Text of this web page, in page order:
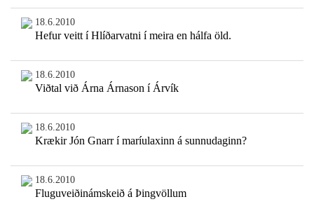
18.6.2010
Hefur veitt í Hlíðarvatni í meira en hálfa öld.
18.6.2010
Viðtal við Árna Árnason í Árvík
18.6.2010
Krækir Jón Gnarr í maríulaxinn á sunnudaginn?
18.6.2010
Fluguveiðinámskeið á Þingvöllum